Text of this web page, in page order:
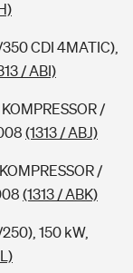
CDI 4MATIC),
/ ABI)
/
(1313 / ABJ)
/
(1313 / ABK)
150 kW,